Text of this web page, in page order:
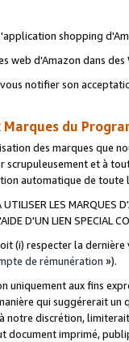
shopping
web d'Amazon dans
notifier son
du
des marques que
scrupuleusement et à
automatique de
LES MARQUES
D'UN LIEN SPECIAL
(i) respecter la
de rémunération »).
uniquement aux fins
qui suggérerait
notre discrétion,
document imprimé,